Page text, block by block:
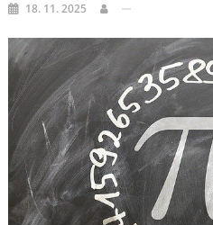
18. 11. 2025